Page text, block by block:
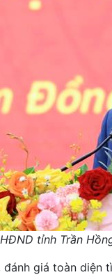
tỉnh Trần
giá toàn